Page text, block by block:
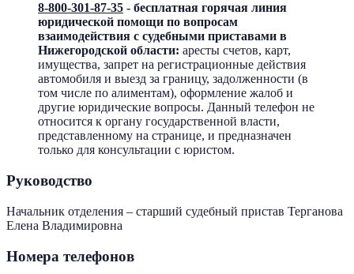
8-800-301-87-35 - бесплатная горячая линия
юридической помощи по вопросам
взаимодействия с судебными приставами в
Нижегородской области: аресты счетов, карт,
имущества, запрет на регистрационные действия
автомобиля и выезд за границу, задолженности (в
том числе по алиментам), оформление жалоб и
другие юридические вопросы. Данный телефон не
относится к органу государственной власти,
представленному на странице, и предназначен
только для консультации с юристом.
Руководство
Начальник отделения – старший судебный пристав Терганова
Елена Владимировна
Номера телефонов